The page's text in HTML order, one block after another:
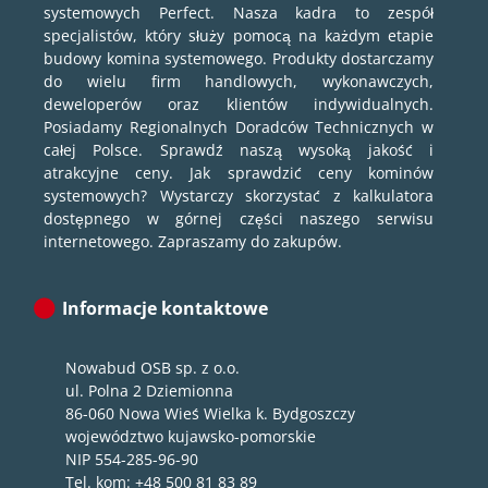
systemowych Perfect. Nasza kadra to zespół
specjalistów, który służy pomocą na każdym etapie
budowy komina systemowego. Produkty dostarczamy
do wielu firm handlowych, wykonawczych,
deweloperów oraz klientów indywidualnych.
Posiadamy Regionalnych Doradców Technicznych w
całej Polsce. Sprawdź naszą wysoką jakość i
atrakcyjne ceny. Jak sprawdzić ceny kominów
systemowych? Wystarczy skorzystać z kalkulatora
dostępnego w górnej części naszego serwisu
internetowego. Zapraszamy do zakupów.
Informacje kontaktowe
Nowabud OSB sp. z o.o.
ul. Polna 2 Dziemionna
86-060 Nowa Wieś Wielka k. Bydgoszczy
województwo kujawsko-pomorskie
NIP 554-285-96-90
Tel. kom: +48 500 81 83 89